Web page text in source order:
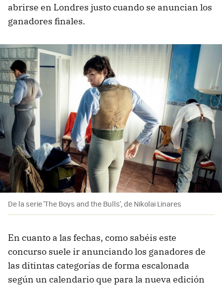
abrirse en Londres justo cuando se anuncian los
ganadores finales.
De la serie 'The Boys and the Bulls', de Nikolai Linares
En cuanto a las fechas, como sabéis este
concurso suele ir anunciando los ganadores de
las ditintas categorías de forma escalonada
según un calendario que para la nueva edición